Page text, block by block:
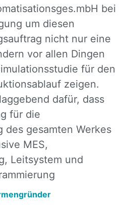
bei
um diesen
nicht nur eine
vor allen Dingen
für den
zeigen.
dafür, dass
für die
des gesamten Werkes
MES,
Leitsystem und